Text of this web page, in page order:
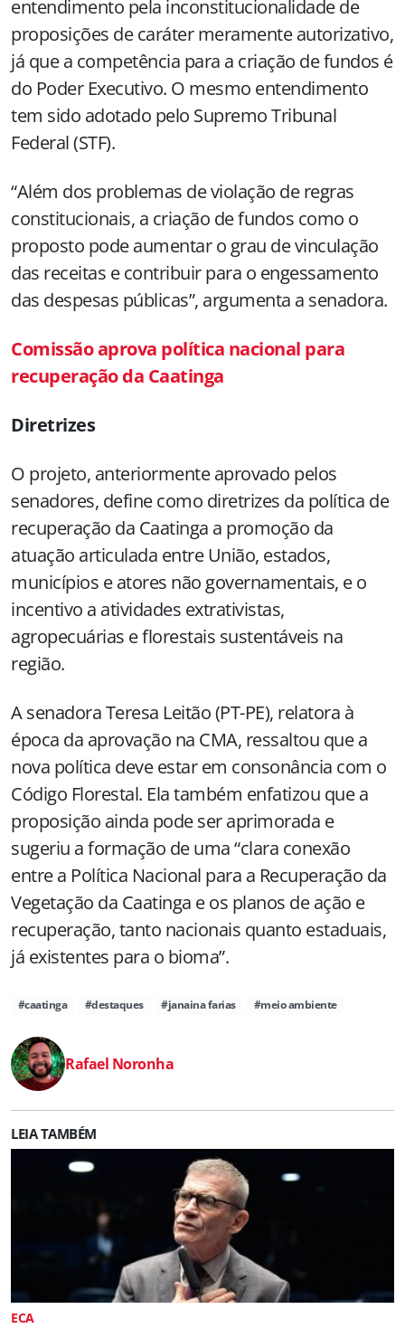
entendimento pela inconstitucionalidade de
proposições de caráter meramente autorizativo,
já que a competência para a criação de fundos é
do Poder Executivo. O mesmo entendimento
tem sido adotado pelo Supremo Tribunal
Federal (STF).
“Além dos problemas de violação de regras
constitucionais, a criação de fundos como o
proposto pode aumentar o grau de vinculação
das receitas e contribuir para o engessamento
das despesas públicas”, argumenta a senadora.
Comissão aprova política nacional para
recuperação da Caatinga
Diretrizes
O projeto, anteriormente aprovado pelos
senadores, define como diretrizes da política de
recuperação da Caatinga a promoção da
atuação articulada entre União, estados,
municípios e atores não governamentais, e o
incentivo a atividades extrativistas,
agropecuárias e florestais sustentáveis na
região.
A senadora Teresa Leitão (PT-PE), relatora à
época da aprovação na CMA, ressaltou que a
nova política deve estar em consonância com o
Código Florestal. Ela também enfatizou que a
proposição ainda pode ser aprimorada e
sugeriu a formação de uma “clara conexão
entre a Política Nacional para a Recuperação da
Vegetação da Caatinga e os planos de ação e
recuperação, tanto nacionais quanto estaduais,
já existentes para o bioma”.
#caatinga #destaques #janaina farias #meio ambiente
Rafael Noronha
LEIA TAMBÉM
ECA